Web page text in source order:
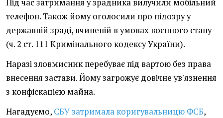
Під час затримання у зрадника вилучили мобільний
телефон. Також йому оголосили про підозру у
державній зраді, вчиненій в умовах воєнного стану
(ч. 2 ст. 111 Кримінального кодексу України).
Наразі зловмисник перебуває під вартою без права
внесення застави. Йому загрожує довічне ув'язнення
з конфіскацією майна.
Нагадуємо, СБУ затримала коригувальницю ФСБ,